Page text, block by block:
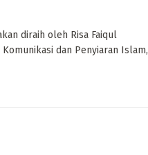
diraih oleh Risa Faiqul
dan Penyiaran Islam,